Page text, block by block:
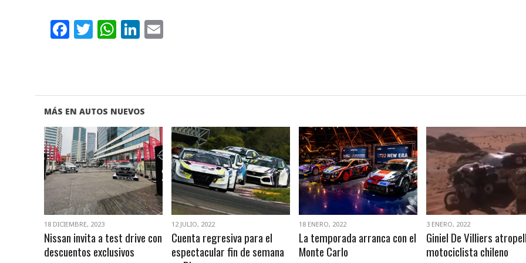
Facebook
Twitter
WhatsApp
LinkedIn
MÁS EN AUTOS NUEVOS
VER NOTA
18 DICIEMBRE, 2023
Nissan invita a test drive con
descuentos exclusivos
VER NOTA
12 JULIO, 2022
Cuenta regresiva para el
espectacular fin de semana
VER NOTA
18 ENERO, 2022
La temporada arranca con el
Monte Carlo
VER NOTA
3 ENERO, 2022
Giniel De Villiers
motociclista chileno